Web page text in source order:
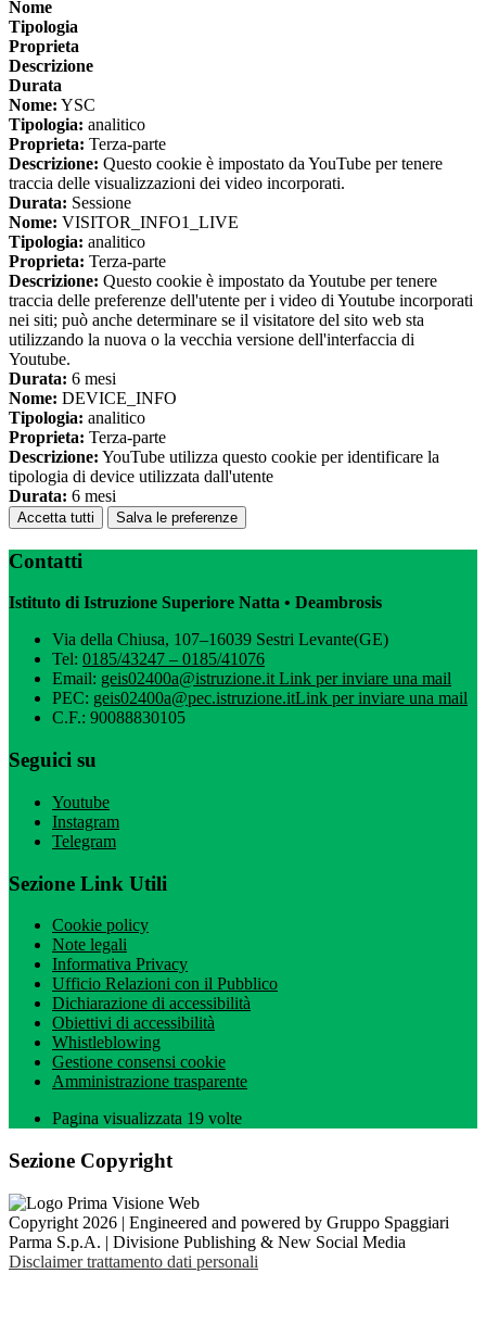
Nome
Tipologia
Proprieta
Descrizione
Durata
Nome: YSC
Tipologia: analitico
Proprieta: Terza-parte
Descrizione: Questo cookie è impostato da YouTube per tenere
traccia delle visualizzazioni dei video incorporati.
Durata: Sessione
Nome: VISITOR_INFO1_LIVE
Tipologia: analitico
Proprieta: Terza-parte
Descrizione: Questo cookie è impostato da Youtube per tenere
traccia delle preferenze dell'utente per i video di Youtube incorporati
nei siti; può anche determinare se il visitatore del sito web sta
utilizzando la nuova o la vecchia versione dell'interfaccia di
Youtube.
Durata: 6 mesi
Nome: DEVICE_INFO
Tipologia: analitico
Proprieta: Terza-parte
Descrizione: YouTube utilizza questo cookie per identificare la
tipologia di device utilizzata dall'utente
Durata: 6 mesi
Accetta tutti Salva le preferenze
Contatti
Istituto di Istruzione Superiore Natta • Deambrosis
Via della Chiusa, 107–16039 Sestri Levante(GE)
Tel: 0185/43247 – 0185/41076
Email: geis02400a@istruzione.itLink per inviare una mail
PEC: geis02400a@pec.istruzione.itLink per inviare una mail
C.F.: 90088830105
Seguici su
Youtube
Instagram
Telegram
Sezione Link Utili
Cookie policy
Note legali
Informativa Privacy
Ufficio Relazioni con il Pubblico
Dichiarazione di accessibilità
Obiettivi di accessibilità
Whistleblowing
Gestione consensi cookie
Amministrazione trasparente
Pagina visualizzata 19 volte
Sezione Copyright
Copyright 2026 | Engineered and powered by Gruppo Spaggiari
Parma S.p.A. | Divisione Publishing & New Social Media
Disclaimer trattamento dati personali